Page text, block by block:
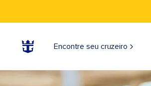
Encontre seu cruzeiro